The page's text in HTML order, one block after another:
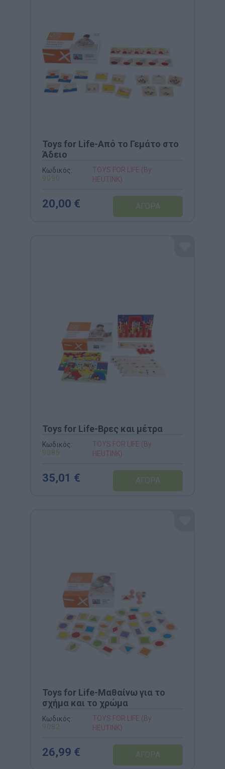
Toys for Life-Από το Γεμάτο στο
Άδειο
Κωδικός:
9090
TOYS FOR LIFE (By
HEUTINK)
20,00 €
Toys for Life-Βρες και μέτρα
Κωδικός:
9085
TOYS FOR LIFE (By
HEUTINK)
35,01 €
Toys for Life-Μαθαίνω για το
σχήμα και το χρώμα
Κωδικός:
9082
TOYS FOR LIFE (By
HEUTINK)
26,99 €